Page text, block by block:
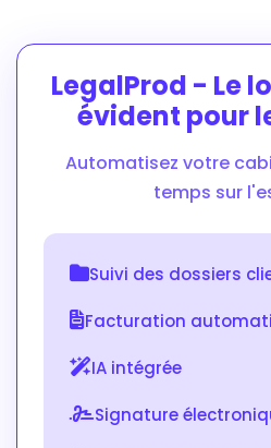
LegalProd - Le
évident pour
Automatisez votre
temps sur
Suivi des dossiers
Facturation
IA intégrée
Signature